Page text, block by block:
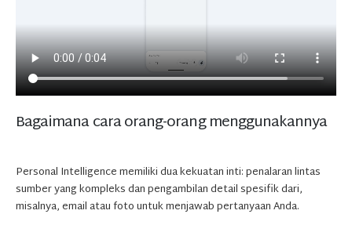
Bagaimana cara orang-orang menggunakannya
Personal Intelligence memiliki dua kekuatan inti: penalaran lintas
sumber yang kompleks dan pengambilan detail spesifik dari,
misalnya, email atau foto untuk menjawab pertanyaan Anda.